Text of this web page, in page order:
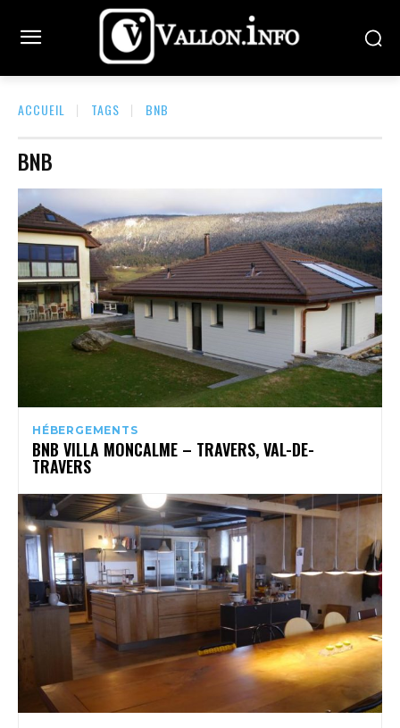
ACCUEIL TAGS BNB
BNB
HÉBERGEMENTS
BNB VILLA MONCALME – TRAVERS, VAL-DE-
TRAVERS